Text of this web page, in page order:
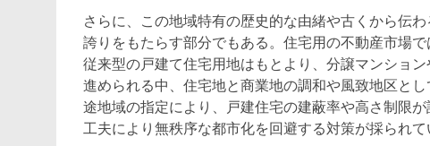
さらに、この地域特有の歴史的な由緒や古くから伝
誇りをもたらす部分でもある。住宅用の不動産市場
従来型の戸建て住宅用地はもとより、分譲マンショ
進められる中、住宅地と商業地の調和や風致地区と
途地域の指定により、戸建住宅の建蔽率や高さ制限
工夫により無秩序な都市化を回避する対策が採られて